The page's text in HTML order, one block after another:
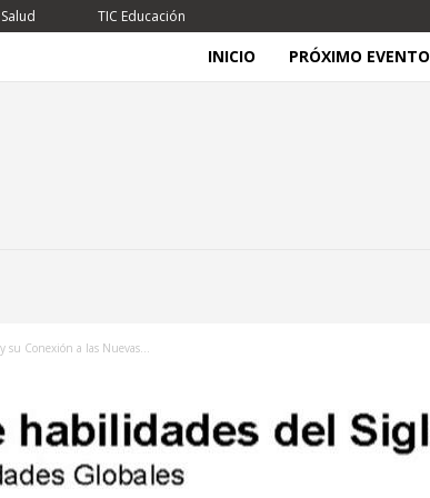
TIC Educación
INICIO
PRÓXIMO EVENTO
su Conexión a las Nuevas...